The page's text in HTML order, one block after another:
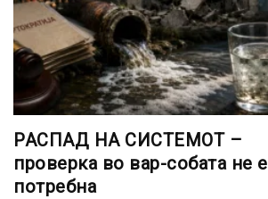
РАСПАД НА СИСТЕМОТ –
проверка во вар-собата не е
потребна